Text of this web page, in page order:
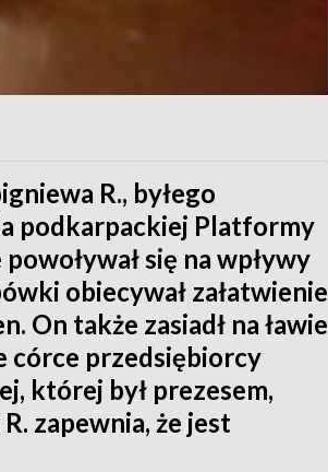
R., byłego
podkarpackiej Platformy
się na wpływy
obiecywał załatwienie
On także zasiadł na ławie
córce przedsiębiorcy
której był prezesem,
zapewnia, że jest